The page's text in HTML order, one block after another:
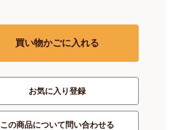
買い物かごに入れる
お気に入り登録
この商品について問い合わせる